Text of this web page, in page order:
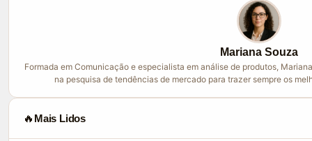
Mariana Souza
Formada em Comunicação e especialista em análise de produtos,
na pesquisa de tendências de mercado para trazer sempre os
🔥 Mais Lidos